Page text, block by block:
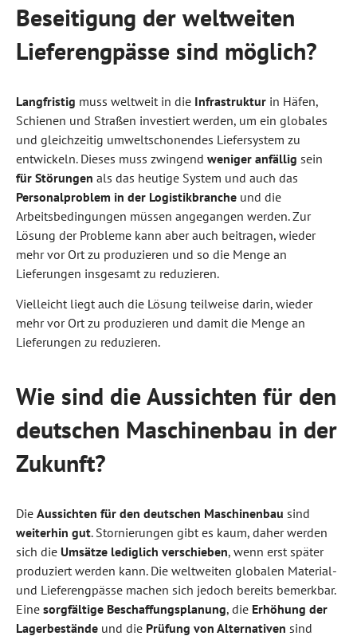
Beseitigung der weltweiten
Lieferengpässe sind möglich?
Langfristig muss weltweit in die Infrastruktur in Häfen,
Schienen und Straßen investiert werden, um ein globales
und gleichzeitig umweltschonendes Liefersystem zu
entwickeln. Dieses muss zwingend weniger anfällig sein
für Störungen als das heutige System und auch das
Personalproblem in der Logistikbranche und die
Arbeitsbedingungen müssen angegangen werden. Zur
Lösung der Probleme kann aber auch beitragen, wieder
mehr vor Ort zu produzieren und so die Menge an
Lieferungen insgesamt zu reduzieren.
Vielleicht liegt auch die Lösung teilweise darin, wieder
mehr vor Ort zu produzieren und damit die Menge an
Lieferungen zu reduzieren.
Wie sind die Aussichten für den
deutschen Maschinenbau in der
Zukunft?
Die Aussichten für den deutschen Maschinenbau sind
weiterhin gut. Stornierungen gibt es kaum, daher werden
sich die Umsätze lediglich verschieben, wenn erst später
produziert werden kann. Die weltweiten globalen Material-
und Lieferengpässe machen sich jedoch bereits bemerkbar.
Eine sorgfältige Beschaffungsplanung, die Erhöhung der
Lagerbestände und die Prüfung von Alternativen sind